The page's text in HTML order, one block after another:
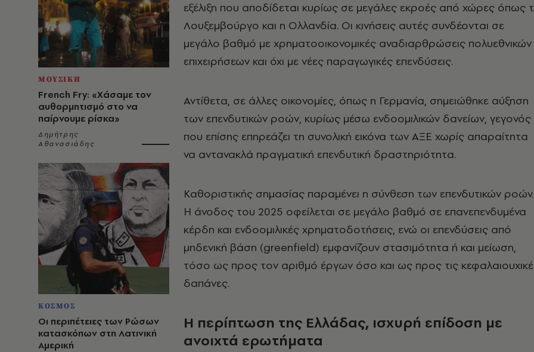
ΜΟΥΣΙΚΗ
French Fry: «Χάσαμε τον
αυθορμητισμό στο να
παίρνουμε ρίσκα»
Δημήτρης
Αθανασιάδης
ΚΟΣΜΟΣ
Οι περιπέτειες των Ρώσων
κατασκόπων στη Λατινική
Αμερική
εξέλιξη που αποδίδεται κυρίως σε μεγάλες εκροές από χώρες όπως
Λουξεμβούργο και η Ολλανδία. Οι κινήσεις αυτές συνδέονται σε
μεγάλο βαθμό με χρηματοοικονομικές αναδιαρθρώσεις πολυεθνικών
επιχειρήσεων και όχι με νέες παραγωγικές επενδύσεις.
Αντίθετα, σε άλλες οικονομίες, όπως η Γερμανία, σημειώθηκε αύξηση
των επενδυτικών ροών, κυρίως μέσω ενδοομιλικών δανείων, γεγονός
που επίσης επηρεάζει τη συνολική εικόνα των ΑΞΕ χωρίς απαραίτητα
να αντανακλά πραγματική επενδυτική δραστηριότητα.
Καθοριστικής σημασίας παραμένει η σύνθεση των επενδυτικών ροών.
Η άνοδος του 2025 οφείλεται σε μεγάλο βαθμό σε επανεπενδυμένα
κέρδη και ενδοομιλικές χρηματοδοτήσεις, ενώ οι επενδύσεις από
μηδενική βάση (greenfield) εμφανίζουν στασιμότητα ή και μείωση,
τόσο ως προς τον αριθμό έργων όσο και ως προς τις
δαπάνες.
Η περίπτωση της Ελλάδας, ισχυρή επίδοση με
ανοιχτά ερωτήματα